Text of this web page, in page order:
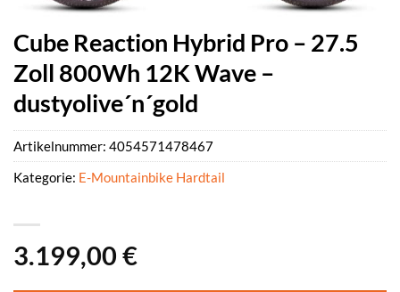
Cube Reaction Hybrid Pro – 27.5
Zoll 800Wh 12K Wave –
dustyolive´n´gold
3.199,00 €
Artikelnummer: 4054571478467
Kategorie: E-Mountainbike Hardtail